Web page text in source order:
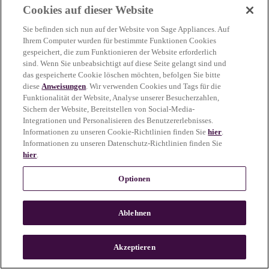
more information)
n
Cookies auf dieser Website
Sie befinden sich nun auf der Website von Sage Appliances. Auf
Ihrem Computer wurden für bestimmte Funktionen Cookies
gespeichert, die zum Funktionieren der Website erforderlich
sind. Wenn Sie unbeabsichtigt auf diese Seite gelangt sind und
das gespeicherte Cookie löschen möchten, befolgen Sie bitte
dieseAnweisungen. Wir verwenden Cookies und Tags für die
Funktionalität der Website, Analyse unserer Besucherzahlen,
Sichern der Website, Bereitstellen von Social-Media-
Integrationen und Personalisieren des Benutzererlebnisses.
Informationen zu unseren Cookie-Richtlinien finden Siehier.
Informationen zu unseren Datenschutz-Richtlinien finden Sie
hier.
Optionen
Ablehnen
Akzeptieren